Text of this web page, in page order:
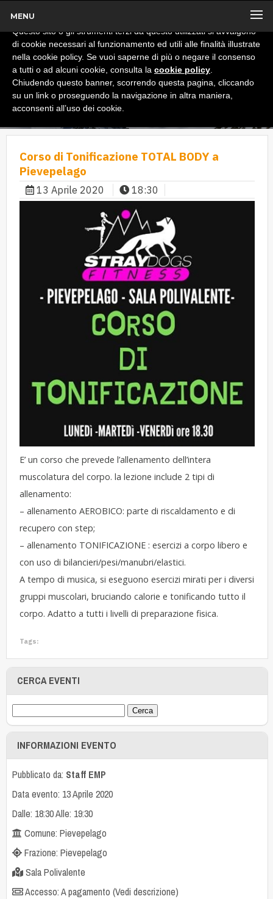
MENU
Corso di Tonificazione TOTAL BODY a
Pievepelago
13 Aprile 2020 18:30
E’ un corso che prevede l’allenamento dell’intera
muscolatura del corpo. la lezione include 2 tipi di
allenamento:
– allenamento AEROBICO: parte di riscaldamento e di
recupero con step;
– allenamento TONIFICAZIONE : esercizi a corpo libero e
con uso di bilancieri/pesi/manubri/elastici.
A tempo di musica, si eseguono esercizi mirati per i diversi
gruppi muscolari, bruciando calorie e tonificando tutto il
corpo. Adatto a tutti i livelli di preparazione fisica.
Tags:
CERCA EVENTI
INFORMAZIONI EVENTO
Pubblicato da: Staff EMP
Data evento: 13 Aprile 2020
Dalle: 18:30 Alle: 19:30
Comune: Pievepelago
Frazione: Pievepelago
Sala Polivalente
Accesso: A pagamento (Vedi descrizione)
x
Informativa
Questo sito o gli strumenti terzi da questo utilizzati si avvalgono
di cookie necessari al funzionamento ed utili alle finalità illustrate
nella cookie policy. Se vuoi saperne di più o negare il consenso
a tutti o ad alcuni cookie, consulta la cookie policy
Chiudendo questo banner, scorrendo questa pagina, cliccando
su un link o proseguendo la navigazione in altra maniera,
acconsenti all’uso dei cookie.